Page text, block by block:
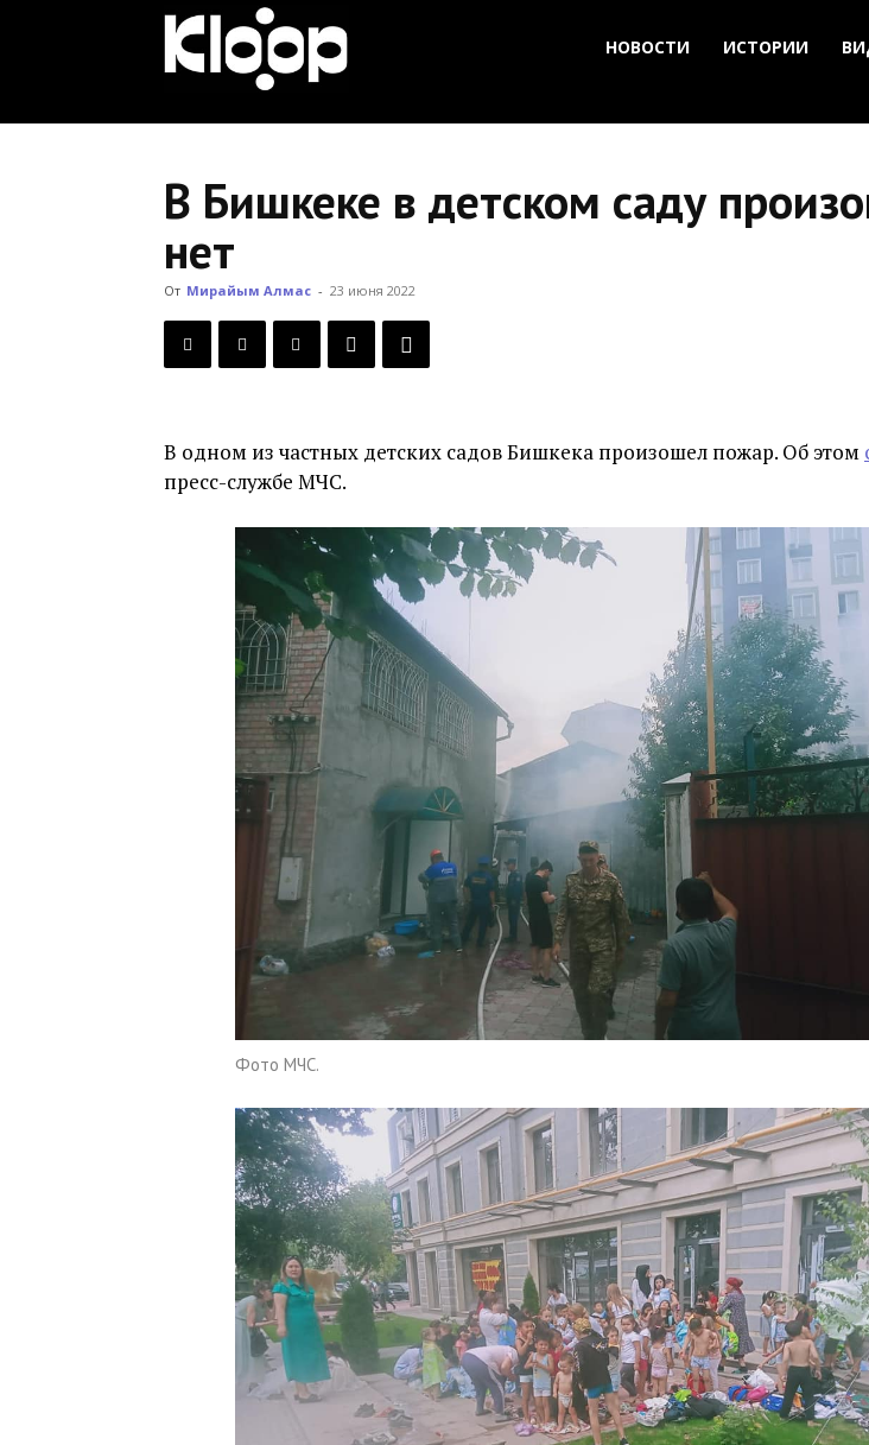
Кыргызстана
НОВОСТИ ИСТОРИИ
В Бишкеке в детском саду
нет
От Мирайым Алмас - 23 июня 2022
В одном из частных детских садов Бишкека произошел пожар. Об этом
пресс-службе МЧС.
Фото МЧС.